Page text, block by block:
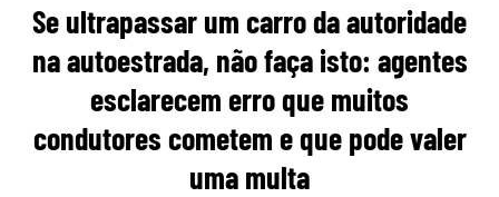
Se ultrapassar um carro da autoridade
na autoestrada, não faça isto: agentes
esclarecem erro que muitos
condutores cometem e que pode valer
uma multa